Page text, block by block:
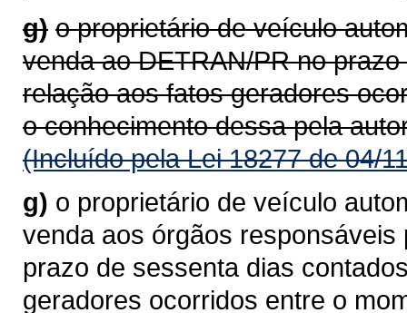
g) o proprietário de veículo
venda ao DETRAN/PR no
relação aos fatos geradores
o conhecimento dessa pela
(Incluído pela Lei 18277 de 04/
g) o proprietário de veículo
venda aos órgãos
prazo de sessenta dias
geradores ocorridos entre o